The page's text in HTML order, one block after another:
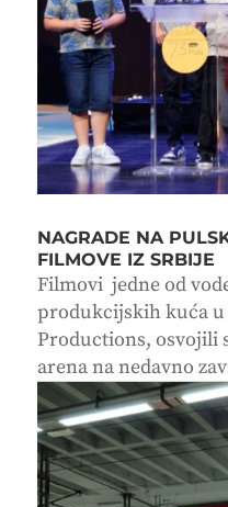
NAGRADE NA
FILMOVE IZ SRBIJE
Filmovi jedne od
produkcijskih kuća
Productions, osvojili
arena na nedavno